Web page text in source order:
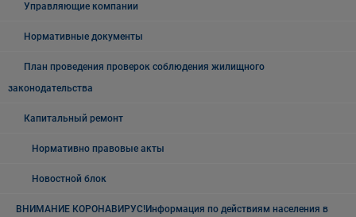
Управляющие компании
Нормативные документы
План проведения проверок соблюдения жилищного
законодательства
Капитальный ремонт
Нормативно правовые акты
Новостной блок
ВНИМАНИЕ КОРОНАВИРУС!Информация по действиям населения в